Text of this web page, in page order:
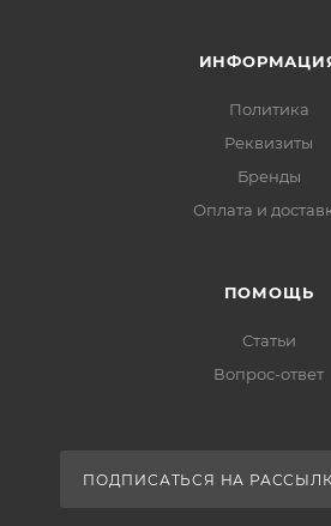
Политика
Реквизиты
Бренды
Оплата и
ПОМОЩЬ
Статьи
Вопрос-ответ
ПОДПИСАТЬСЯ НА